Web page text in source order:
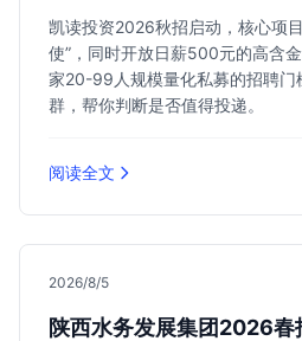
凯读投资2026秋招启动，核心项
使”，同时开放日薪500元的高含
家20-99人规模量化私募的招聘门
群，帮你判断是否值得投递。
阅读全文
2026/8/5
陕西水务发展集团2026春